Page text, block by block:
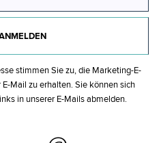
stimmen Sie zu, die Marketing-E-
Mail zu erhalten. Sie können sich
in unserer E-Mails abmelden.